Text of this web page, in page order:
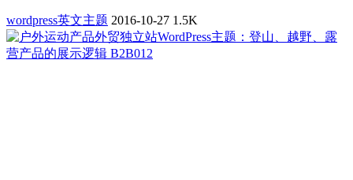
wordpress英文主题 2016-10-27 1.5K